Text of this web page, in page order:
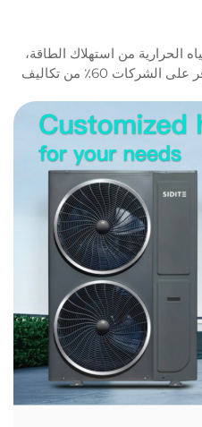
الحرارية من استهلاك الطاقة،
وتقلل الانبعاثات الكربونية، وتوفر على الشركات 60٪ من تكاليف